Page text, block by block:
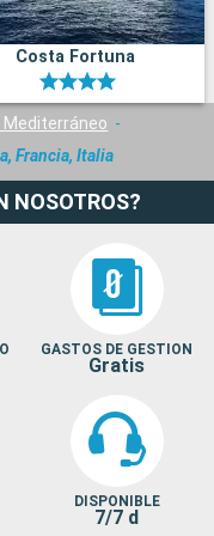
Costa Fortuna
Mediterráneo
Francia, Italia
NOSOTROS?
GASTOS DE GESTION
Gratis
DISPONIBLE
7/7 d